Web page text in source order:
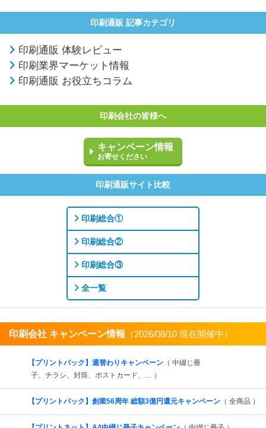
印刷通販 記事カテゴリ
印刷通販 体験レビュー
印刷業界マーケット情報
印刷通販 お役立ちコラム
印刷会社の皆様へ
キャンペーン情報
お寄せください
印刷通販サイト比較
印刷総合①
印刷総合②
印刷総合③
全一覧
印刷会社 キャンペーン情報 （2026/08/10 現在開催中）
【プリントパック】週替わりキャンペーン （ 中綴じ冊
子、チラシ、封筒、ポストカード、… ）
【プリントパック】創業56周年 総額3億円還元キャンペーン （ 全商品 ）